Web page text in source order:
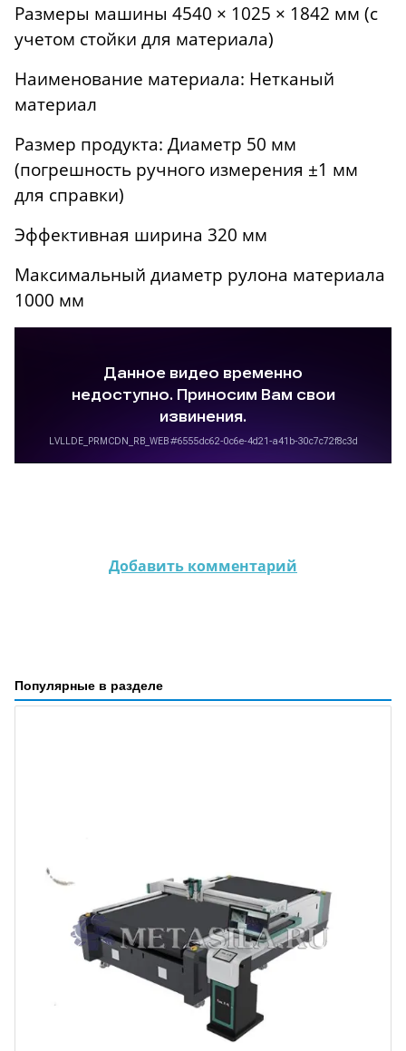
Размеры машины 4540 × 1025 × 1842 мм (с
учетом стойки для материала)
Наименование материала: Нетканый
материал
Размер продукта: Диаметр 50 мм
(погрешность ручного измерения ±1 мм
для справки)
Эффективная ширина 320 мм
Максимальный диаметр рулона материала
1000 мм
Добавить комментарий
Популярные в разделе